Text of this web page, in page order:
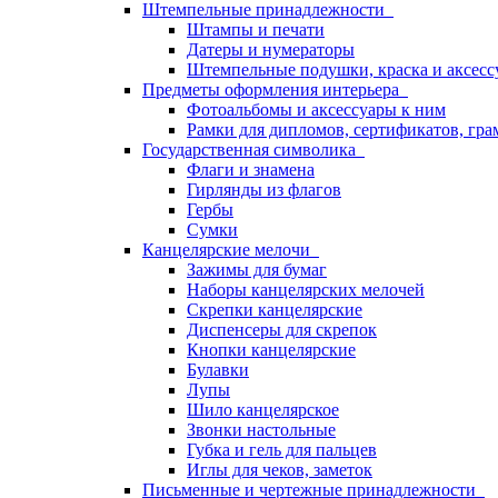
Штемпельные принадлежности
Штампы и печати
Датеры и нумераторы
Штемпельные подушки, краска и
Предметы оформления интерьера
Фотоальбомы и аксессуары к ним
Рамки для дипломов, сертификатов,
Государственная символика
Флаги и знамена
Гирлянды из флагов
Гербы
Сумки
Канцелярские мелочи
Зажимы для бумаг
Наборы канцелярских мелочей
Скрепки канцелярские
Диспенсеры для скрепок
Кнопки канцелярские
Булавки
Лупы
Шило канцелярское
Звонки настольные
Губка и гель для пальцев
Иглы для чеков, заметок
Письменные и чертежные принадлежности